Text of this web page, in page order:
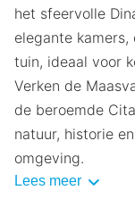
het sfeervolle
elegante
tuin, ideaal voor
Verken de
de beroemde
natuur, historie
omgeving.
Lees meer